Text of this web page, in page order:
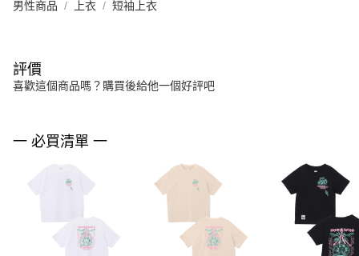
男性商品 上衣 短袖上衣
評價
喜歡這個商品嗎？購買後給他一個好評吧
一 必買清單 一